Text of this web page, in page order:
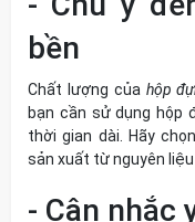
bền
Chất lượng của hộp
bạn cần sử dụng hộp
thời gian dài. Hãy
sản xuất từ nguyên
- Cân nhắc